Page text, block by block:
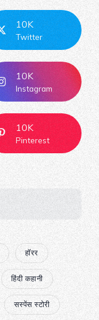
10K
Twitter
10K
Instagram
10K
Pinterest
हॉरर
हिंदी कहानी
सस्पेंस स्टोरी